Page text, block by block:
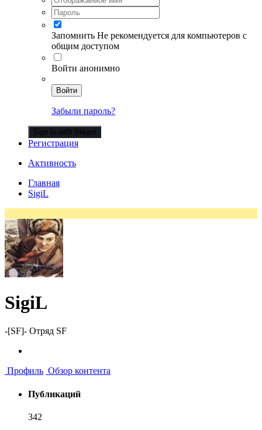
Запомнить Не рекомендуется для компьютеров с
общим доступом
Войти анонимно
Войти
Забыли пароль?
Sign in with Steam
Регистрация
Активность
Главная
SigiL
SigiL
-[SF]- Отряд SF
Профиль Обзор контента
Публикаций
342